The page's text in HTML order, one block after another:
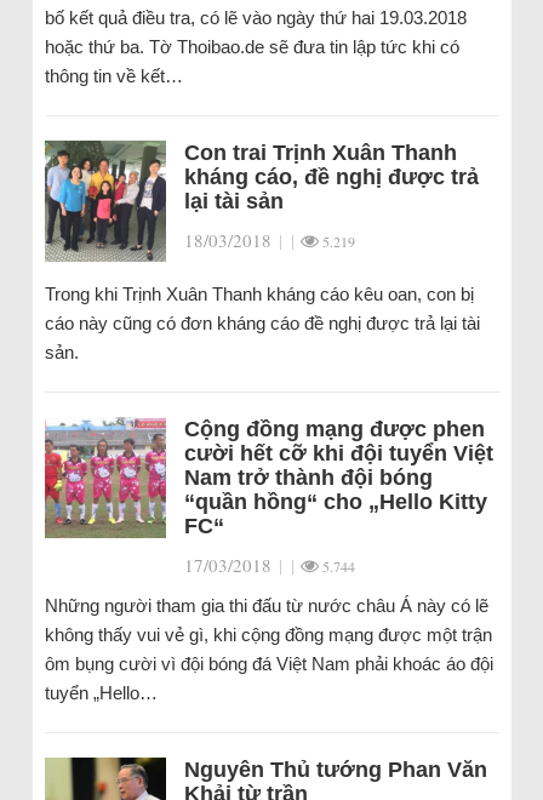
bố kết quả điều tra, có lẽ vào ngày thứ hai 19.03.2018
hoặc thứ ba. Tờ Thoibao.de sẽ đưa tin lập tức khi có
thông tin về kết…
Con trai Trịnh Xuân Thanh
kháng cáo, đề nghị được trả
lại tài sản
18/03/2018 | | 5.219
Trong khi Trịnh Xuân Thanh kháng cáo kêu oan, con bị
cáo này cũng có đơn kháng cáo đề nghị được trả lại tài
sản.
Cộng đồng mạng được phen
cười hết cỡ khi đội tuyển Việt
Nam trở thành đội bóng
“quần hồng“ cho „Hello Kitty
FC“
17/03/2018 | | 5.744
Những người tham gia thi đấu từ nước châu Á này có lẽ
không thấy vui vẻ gì, khi cộng đồng mạng được một trận
ôm bụng cười vì đội bóng đá Việt Nam phải khoác áo đội
tuyển „Hello…
Nguyên Thủ tướng Phan Văn
Khải từ trần